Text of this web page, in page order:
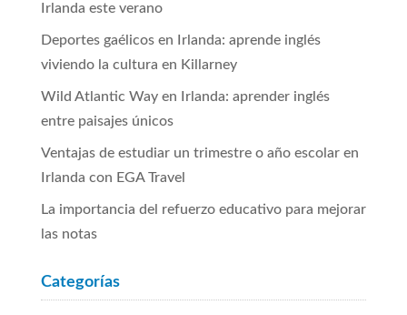
Irlanda este verano
Deportes gaélicos en Irlanda: aprende inglés
viviendo la cultura en Killarney
Wild Atlantic Way en Irlanda: aprender inglés
entre paisajes únicos
Ventajas de estudiar un trimestre o año escolar en
Irlanda con EGA Travel
La importancia del refuerzo educativo para mejorar
las notas
Categorías